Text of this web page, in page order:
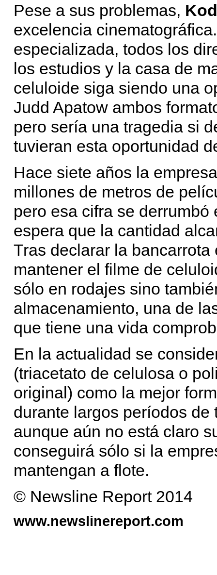
Pese a sus problemas,
excelencia
especializada, todos los
los estudios y la casa de
celuloide siga siendo una
Judd Apatow ambos
pero sería una tragedia si
tuvieran esta oportunidad
Hace siete años la
millones de metros de
pero esa cifra se
espera que la cantidad
Tras declarar la
mantener el filme de
sólo en rodajes sino
almacenamiento, una de
que tiene una vida
En la actualidad se
(triacetato de celulosa o
original) como la mejor
durante largos períodos
aunque aún no está claro
conseguirá sólo si la
mantengan a flote.
© Newsline Report 2014
www.newslinereport.com